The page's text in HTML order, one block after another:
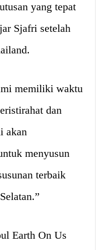
yang tepat
Sjafri setelah
memiliki waktu
dan
akan
menyusun
terbaik
Earth On Us